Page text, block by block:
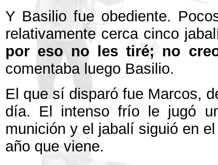
Y Basilio fue obediente.
relativamente cerca cinco
por eso no les tiré; no
comentaba luego Basilio.
El que sí disparó fue Marcos,
día. El intenso frío le jugó
munición y el jabalí siguió en
año que viene.